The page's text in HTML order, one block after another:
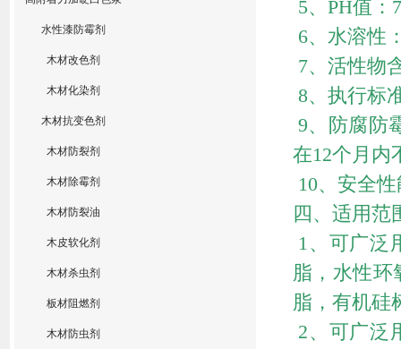
水性漆防霉剂
木材改色剂
木材化染剂
木材抗变色剂
木材防裂剂
木材除霉剂
木材防裂油
木皮软化剂
木材杀虫剂
板材阻燃剂
木材防虫剂
5、PH值：
6、水溶性
7、活性物
8、执行标
9、防腐防
在12个月内
10、安全
四、适用范
1、可广泛
脂，水性环
脂，有机硅
2、可广泛